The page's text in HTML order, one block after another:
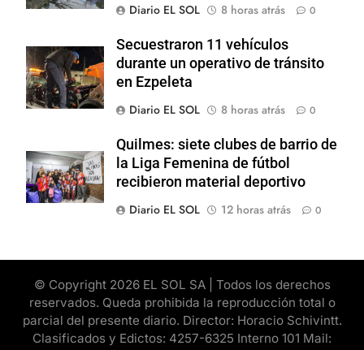
Diario EL SOL
8 horas atrás 0
Secuestraron 11 vehículos
durante un operativo de tránsito
en Ezpeleta
Diario EL SOL
8 horas atrás 0
Quilmes: siete clubes de barrio de
la Liga Femenina de fútbol
recibieron material deportivo
Diario EL SOL
12 horas atrás 0
© Copyright 2026 EL SOL SA | Todos los derechos
reservados. Queda prohibida la reproducción total o
parcial del presente diario. Director: Horacio Schivintt.
Clasificados y Edictos: 4257-6325 Interno 101 Mail: